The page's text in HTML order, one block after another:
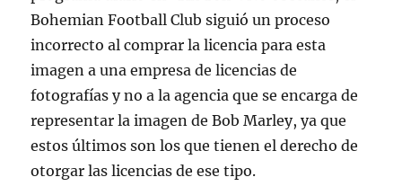
Bohemian Football Club siguió un proceso
incorrecto al comprar la licencia para esta
imagen a una empresa de licencias de
fotografías y no a la agencia que se encarga de
representar la imagen de Bob Marley, ya que
estos últimos son los que tienen el derecho de
otorgar las licencias de ese tipo.